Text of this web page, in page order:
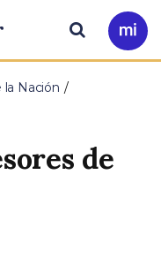
Ir
a
Buscar
Nación
de